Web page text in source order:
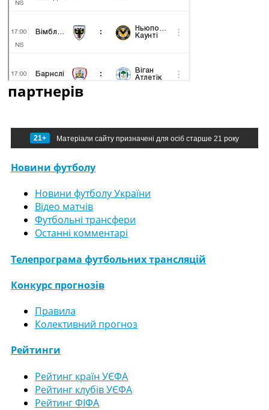
партнерів
21+ Матеріали сайту призначені для осіб старше 21 року
Новини футболу
Новини футболу України
Відео матчів
Футбольні трансфери
Останні комментарі
Телепрограма футбольних трансляцій
Конкурс прогнозів
Правила
Колективний прогноз
Рейтинги
Рейтинг країн УЄФА
Рейтинг клубів УЄФА
Рейтинг ФІФА